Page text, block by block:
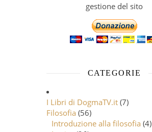
gestione del sito
CATEGORIE
I Libri di DogmaTV.it (7)
Filosofia (56)
Introduzione alla filosofia (4)